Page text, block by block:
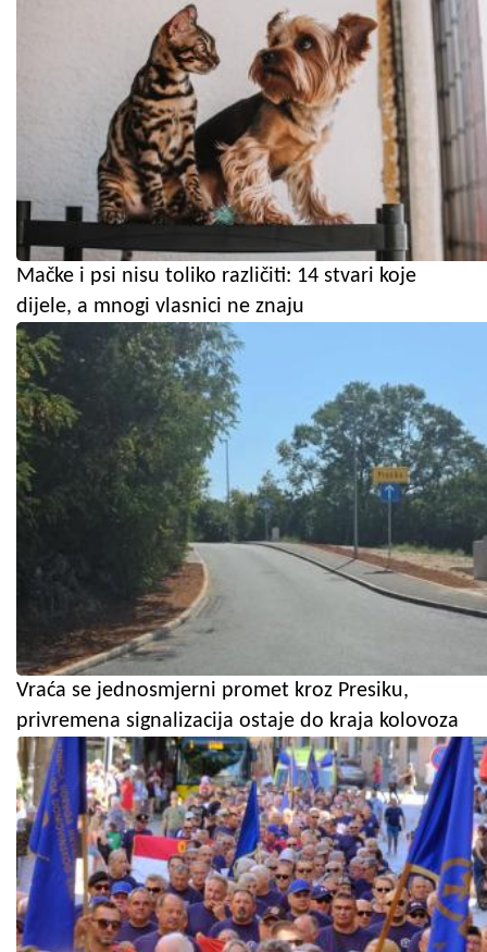
Mačke i psi nisu toliko različiti: 14 stvari koje
dijele, a mnogi vlasnici ne znaju
Vraća se jednosmjerni promet kroz Presiku,
privremena signalizacija ostaje do kraja kolovoza